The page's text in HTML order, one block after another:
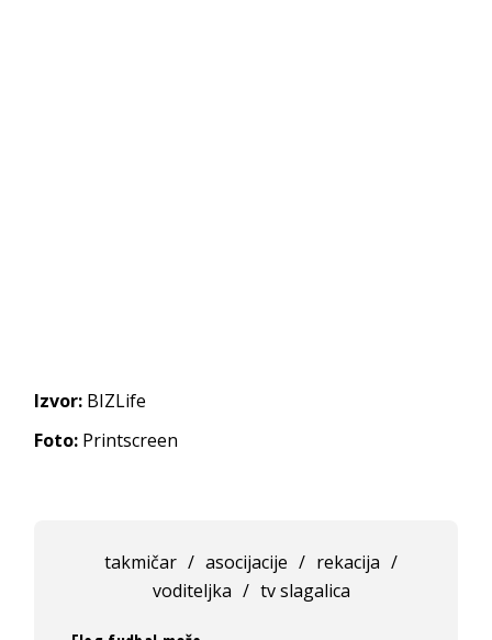
Izvor: BIZLife
Foto: Printscreen
takmičar / asocijacije / rekacija /
voditeljka / tv slagalica